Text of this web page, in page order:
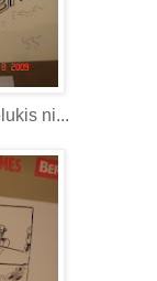
ni...